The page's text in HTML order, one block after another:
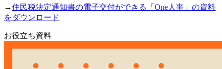
→住民税決定通知書の電子交付ができる「One人事」の資料
をダウンロード
お役立ち資料